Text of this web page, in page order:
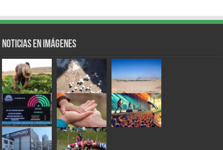
Noticias en Imágenes